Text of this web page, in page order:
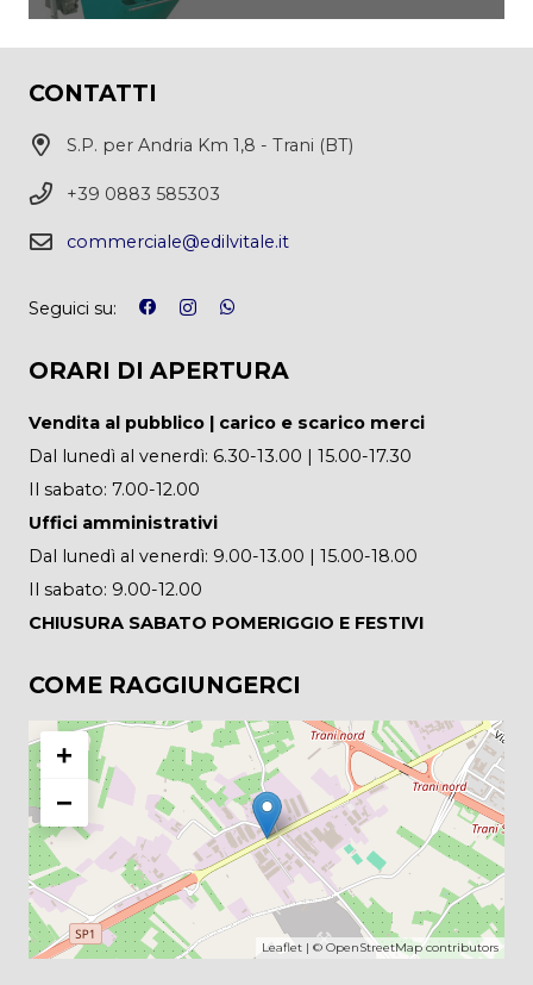
CONTATTI
S.P. per Andria Km 1,8 - Trani (BT)
+39 0883 585303
commerciale@edilvitale.it
Seguici su:
ORARI DI APERTURA
Vendita al pubblico | carico e scarico merci
Dal lunedì al venerdì: 6.30-13.00 | 15.00-17.30
Il sabato: 7.00-12.00
Uffici amministrativi
Dal lunedì al venerdì: 9.00-13.00 | 15.00-18.00
Il sabato: 9.00-12.00
CHIUSURA SABATO POMERIGGIO E FESTIVI
COME RAGGIUNGERCI
+
−
Leaflet | © OpenStreetMapcontributors